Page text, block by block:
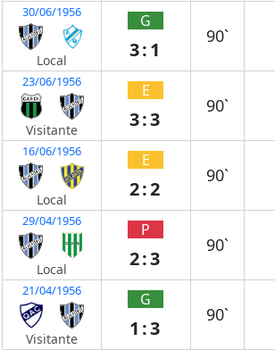
30/06/1956
Local
G
3:1
90`
23/06/1956
Visitante
E
3:3
90`
16/06/1956
Local
E
2:2
90`
29/04/1956
Local
P
2:3
90`
21/04/1956
Visitante
G
1:3
90`